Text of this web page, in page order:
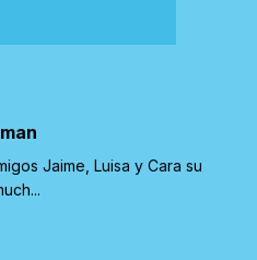
Jaime, Luisa y Cara su